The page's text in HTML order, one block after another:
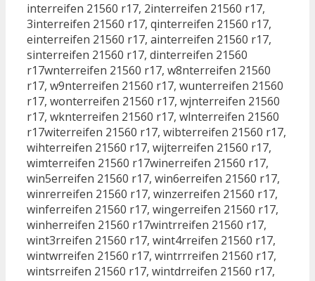
interreifen 21560 r17, 2interreifen 21560 r17,
3interreifen 21560 r17, qinterreifen 21560 r17,
einterreifen 21560 r17, ainterreifen 21560 r17,
sinterreifen 21560 r17, dinterreifen 21560
r17wnterreifen 21560 r17, w8nterreifen 21560
r17, w9nterreifen 21560 r17, wunterreifen 21560
r17, wonterreifen 21560 r17, wjnterreifen 21560
r17, wknterreifen 21560 r17, wlnterreifen 21560
r17witerreifen 21560 r17, wibterreifen 21560 r17,
wihterreifen 21560 r17, wijterreifen 21560 r17,
wimterreifen 21560 r17winerreifen 21560 r17,
win5erreifen 21560 r17, win6erreifen 21560 r17,
winrerreifen 21560 r17, winzerreifen 21560 r17,
winferreifen 21560 r17, wingerreifen 21560 r17,
winherreifen 21560 r17wintrreifen 21560 r17,
wint3rreifen 21560 r17, wint4rreifen 21560 r17,
wintwrreifen 21560 r17, wintrrreifen 21560 r17,
wintsrreifen 21560 r17, wintdrreifen 21560 r17,